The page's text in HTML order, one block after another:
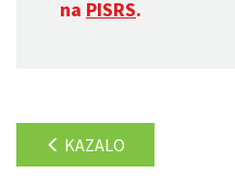
na PISRS.
KAZALO